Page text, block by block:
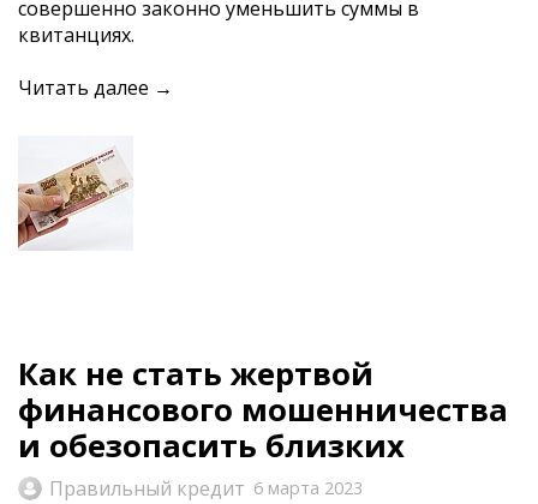
совершенно законно уменьшить суммы в
квитанциях.
Читать далее →
Как не стать жертвой
финансового мошенничества
и обезопасить близких
Правильный кредит 6 марта 2023